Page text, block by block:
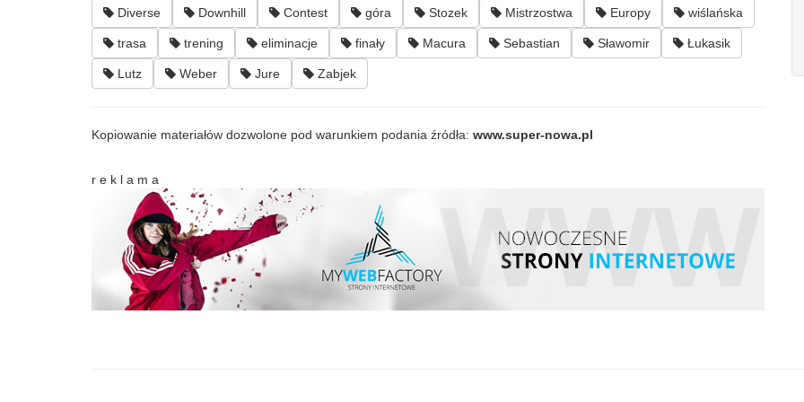
Diverse Downhill Contest góra Stozek Mistrzostwa Europy wiślańska
trasa trening eliminacje finały Macura Sebastian Sławomir Łukasik
Lutz Weber Jure Zabjek
Kopiowanie materiałów dozwolone pod warunkiem podania źródła: www.super-nowa.pl
r e k l a m a